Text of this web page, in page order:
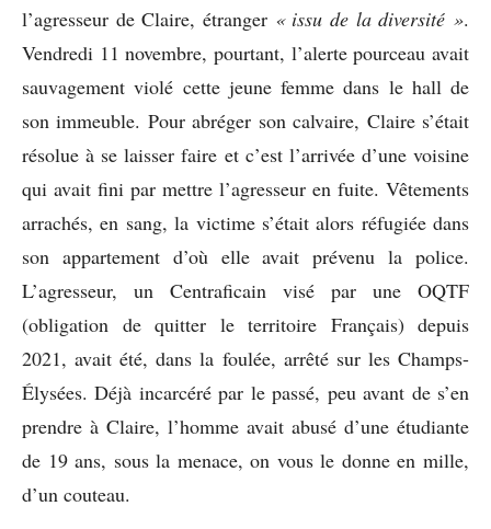
l’agresseur de Claire, étranger « issu de la diversité ».
Vendredi 11 novembre, pourtant, l’alerte pourceau avait
sauvagement violé cette jeune femme dans le hall de
son immeuble. Pour abréger son calvaire, Claire s’était
résolue à se laisser faire et c’est l’arrivée d’une voisine
qui avait fini par mettre l’agresseur en fuite. Vêtements
arrachés, en sang, la victime s’était alors réfugiée dans
son appartement d’où elle avait prévenu la police.
L’agresseur, un Centraficain visé par une OQTF
(obligation de quitter le territoire Français) depuis
2021, avait été, dans la foulée, arrêté sur les Champs-
Élysées. Déjà incarcéré par le passé, peu avant de s’en
prendre à Claire, l’homme avait abusé d’une étudiante
de 19 ans, sous la menace, on vous le donne en mille,
d’un couteau.